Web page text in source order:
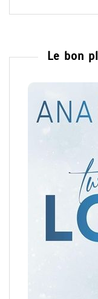
Le bon